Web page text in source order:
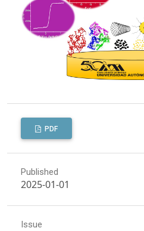
PDF
Published
2025-01-01
Issue